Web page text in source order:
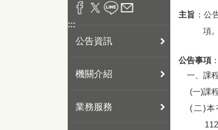
:::
公告資訊
機關介紹
業務服務
主旨 ：公
項。
公告事項 ：
一、課程
(一)課
(二)本